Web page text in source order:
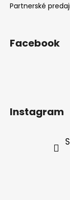
Partnerské
Facebook
Instagram